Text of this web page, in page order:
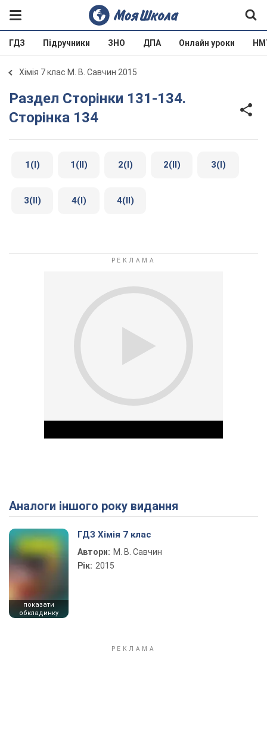
ГДЗ Підручники ЗНО ДПА Онлайн уроки
Хімія 7 клас М. В. Савчин 2015
Раздел Сторінки 131-134.
Сторінка 134
1(І) 1(ІІ) 2(І) 2(ІІ) 3(І)
3(ІІ) 4(І) 4(ІІ)
Play Video
Аналоги іншого року видання
показати
обкладинку
ГДЗ Хімія 7 клас
Автори: М. В. Савчин
Рік: 2015